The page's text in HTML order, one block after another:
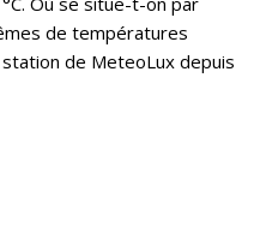
de températures
de MeteoLux depuis